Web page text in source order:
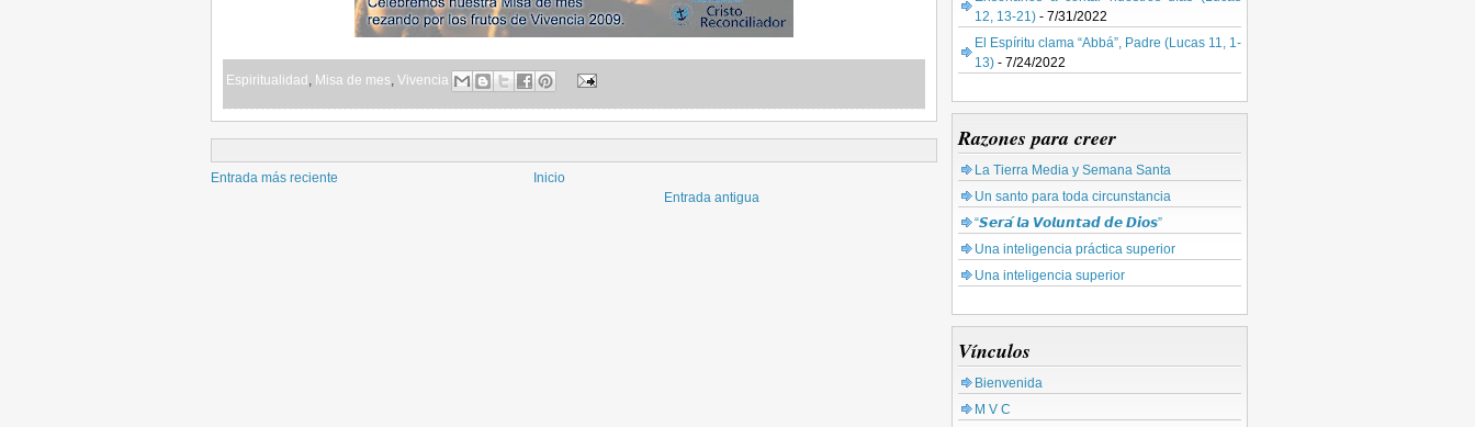
Espiritualidad Misa de mes Vivencia
Entrada más reciente
Entrada antigua
Inicio
12, 13-21) - 7/31/2022
El Espíritu clama “Abbá”, Padre (Lucas 11, 1-
13) - 7/24/2022
Razones para creer
La Tierra Media y Semana Santa
Un santo para toda circunstancia
“𝙎𝙚𝙧𝙖́ 𝙡𝙖 𝙑𝙤𝙡𝙪𝙣𝙩𝙖𝙙 𝙙𝙚 𝘿𝙞𝙤𝙨”
Una inteligencia práctica superior
Una inteligencia superior
Vínculos
Bienvenida
M V C